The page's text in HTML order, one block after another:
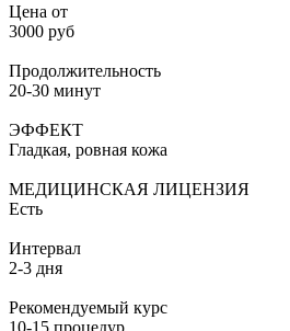
Цена от
3000 руб
Продолжительность
20-30 минут
ЭФФЕКТ
Гладкая, ровная кожа
МЕДИЦИНСКАЯ ЛИЦЕНЗИЯ
Есть
Интервал
2-3 дня
Рекомендуемый курс
10-15 процедур